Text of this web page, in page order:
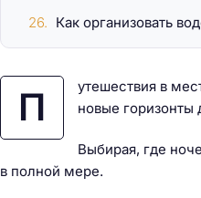
П
утешествия в
новые горизонты
Выбирая, где
в полной мере.
Как организовать